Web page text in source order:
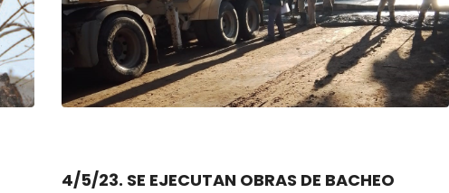
4/5/23. SE EJECUTAN OBRAS DE BACHEO